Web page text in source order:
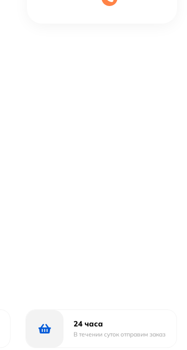
24 часа
В течении суток отправим заказ